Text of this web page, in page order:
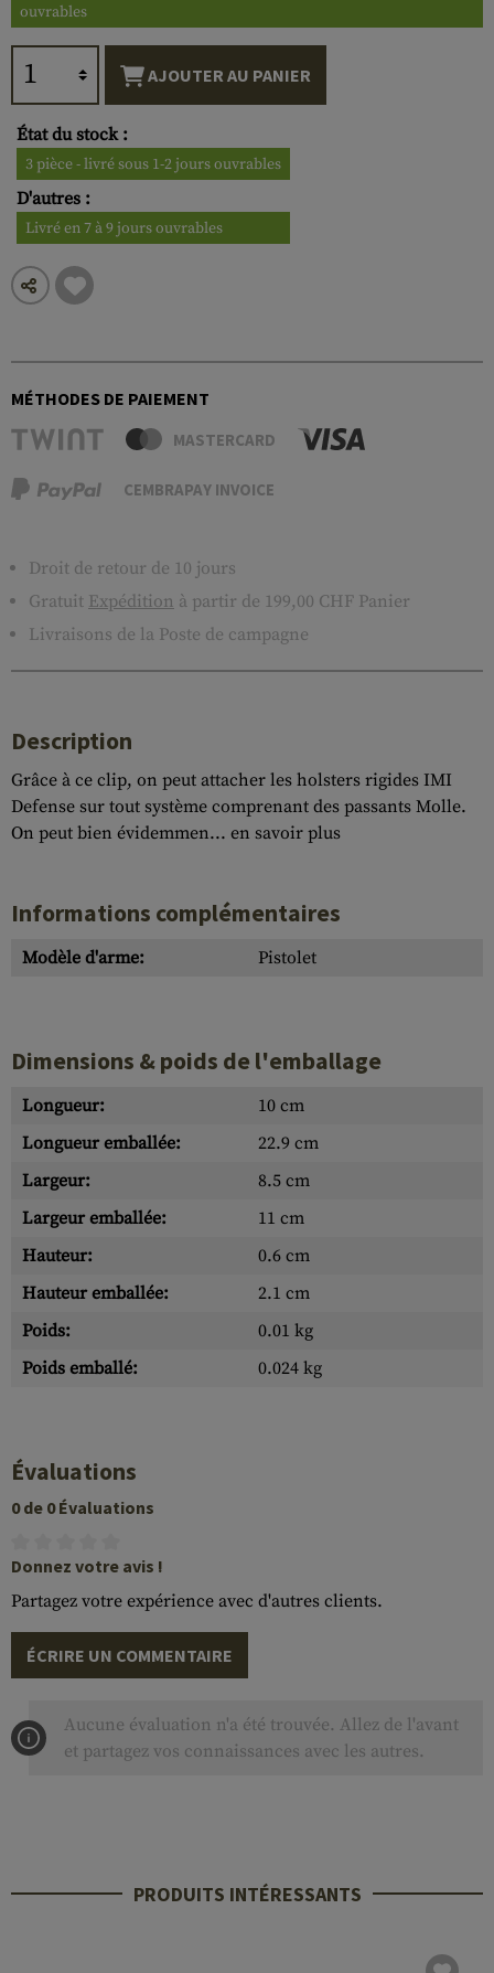
ouvrables
AJOUTER AU PANIER
État du stock :
3 pièce - livré sous 1-2 jours ouvrables
D'autres :
Livré en 7 à 9 jours ouvrables
MÉTHODES DE PAIEMENT
MASTERCARD
CEMBRAPAY INVOICE
Droit de retour de 10 jours
Gratuit Expédition à partir de 199,00 CHF Panier
Livraisons de la Poste de campagne
Description
Grâce à ce clip, on peut attacher les holsters rigides IMI
Defense sur tout système comprenant des passants Molle.
On peut bien évidemmen... en savoir plus
Informations complémentaires
Modèle d'arme: Pistolet
Dimensions & poids de l'emballage
Longueur:
10 cm
Longueur emballée:
22.9 cm
Largeur:
8.5 cm
Largeur emballée:
11 cm
Hauteur:
0.6 cm
Hauteur emballée:
2.1 cm
Poids:
0.01 kg
Poids emballé:
0.024 kg
Évaluations
0 de 0 Évaluations
Donnez votre avis !
Partagez votre expérience avec d'autres clients.
ÉCRIRE UN COMMENTAIRE
Aucune évaluation n'a été trouvée. Allez de l'avant
et partagez vos connaissances avec les autres.
PRODUITS INTÉRESSANTS